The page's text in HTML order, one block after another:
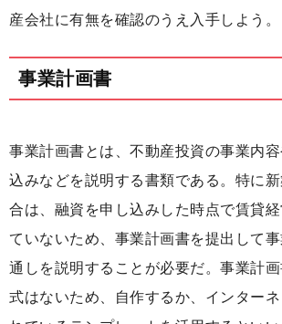
産会社に有無を確認のうえ入手しよう。
事業計画書
事業計画書とは、不動産投資の事業内
込みなどを説明する書類である。特に
合は、融資を申し込みした時点で賃貸
ていないため、事業計画書を提出して
通しを説明することが必要だ。事業計
式はないため、自作するか、インター